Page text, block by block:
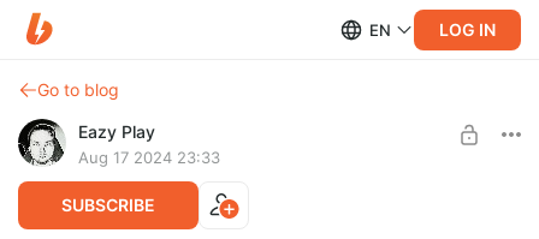
EN LOG IN
Go to blog
Eazy Play
Aug 17 2024 23:33
SUBSCRIBE